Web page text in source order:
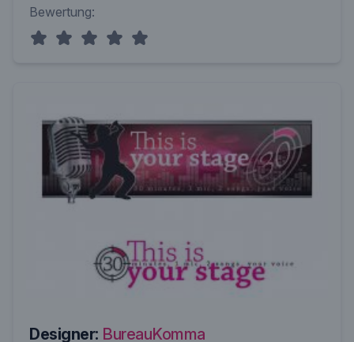
Bewertung:
Designer: BureauKomma